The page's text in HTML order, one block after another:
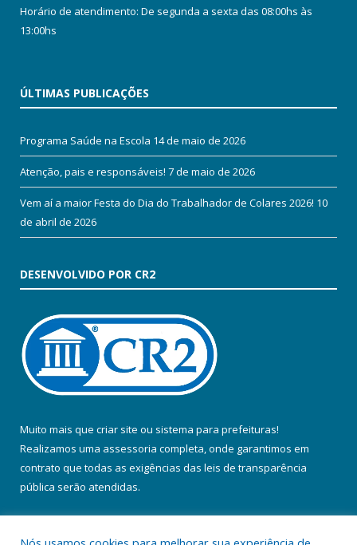
Horário de atendimento: De segunda a sexta das 08:00hs às
13:00hs
ÚLTIMAS PUBLICAÇÕES
Programa Saúde na Escola 14 de maio de 2026
Atenção, pais e responsáveis! 7 de maio de 2026
Vem aí a maior Festa do Dia do Trabalhador de Colares 2026! 10
de abril de 2026
DESENVOLVIDO POR CR2
Muito mais que criar site ou sistema para prefeituras!
Realizamos uma assessoria completa, onde garantimos em
contrato que todas as exigências das leis de transparência
pública serão atendidas.